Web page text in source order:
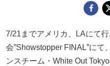
7/21までアメリカ、LAにて
会”Showstopper FINAL”に
ンスチーム・White Out